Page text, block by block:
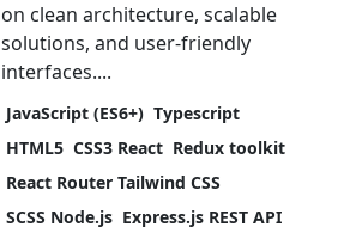
on clean architecture, scalable
solutions, and user-friendly
interfaces....
JavaScript (ES6+) Typescript
HTML5 CSS3 React Redux toolkit
React Router Tailwind CSS
SCSS Node.js Express.js REST API